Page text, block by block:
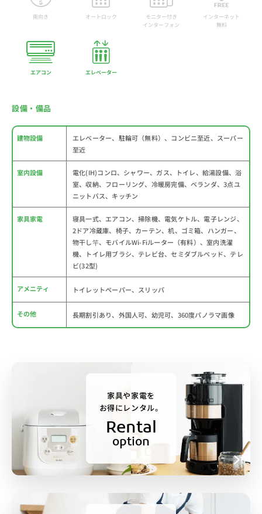
南向き オートロック
モニター付き
インターフォン
インターネット
無料
エアコン エレベーター
設備・備品
建物設備
エレベーター、駐輪可（無料）、コンビニ至近、スーパー
至近
室内設備
電化(IH)コンロ、シャワー、ガス、トイレ、給湯設備、浴
室、収納、フローリング、冷暖房完備、ベランダ、3点ユ
ニットバス、キッチン
家具家電
寝具一式、エアコン、掃除機、電気ケトル、電子レンジ、
2ドア冷蔵庫、椅子、カーテン、机、ゴミ箱、ハンガー、
物干し竿、モバイルWi-Fiルーター（有料）、室内洗濯
機、トイレ用ブラシ、テレビ台、セミダブルベッド、テレ
ビ(32型)
アメニティ トイレットペーパー、スリッパ
その他 長期割引あり、外国人可、幼児可、360度パノラマ画像
家具や家電を
お得にレンタル。
Rental
option